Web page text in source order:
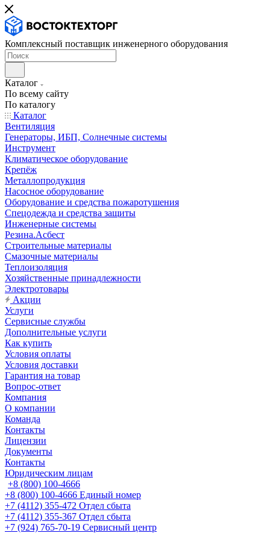
Комплексный поставщик инженерного оборудования
Каталог
По всему сайту
По каталогу
Каталог
Вентиляция
Генераторы, ИБП, Солнечные системы
Инструмент
Климатическое оборудование
Крепёж
Металлопродукция
Насосное оборудование
Оборудование и средства пожаротушения
Спецодежда и средства защиты
Инженерные системы
Резина.Асбест
Строительные материалы
Смазочные материалы
Теплоизоляция
Хозяйственные принадлежности
Электротовары
Акции
Услуги
Сервисные службы
Дополнительные услуги
Как купить
Условия оплаты
Условия доставки
Гарантия на товар
Вопрос-ответ
Компания
О компании
Команда
Контакты
Лицензии
Документы
Контакты
Юридическим лицам
+8 (800) 100-4666
+8 (800) 100-4666 Единый номер
+7 (4112) 355-472 Отдел сбыта
+7 (4112) 355-367 Отдел сбыта
+7 (924) 765-70-19 Сервисный центр